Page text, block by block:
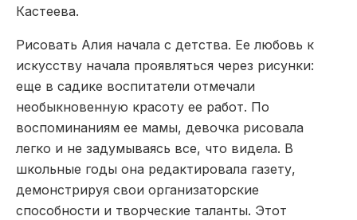
Кастеева.
Рисовать Алия начала с детства. Ее любовь к
искусству начала проявляться через рисунки:
еще в садике воспитатели отмечали
необыкновенную красоту ее работ. По
воспоминаниям ее мамы, девочка рисовала
легко и не задумываясь все, что видела. В
школьные годы она редактировала газету,
демонстрируя свои организаторские
способности и творческие таланты. Этот